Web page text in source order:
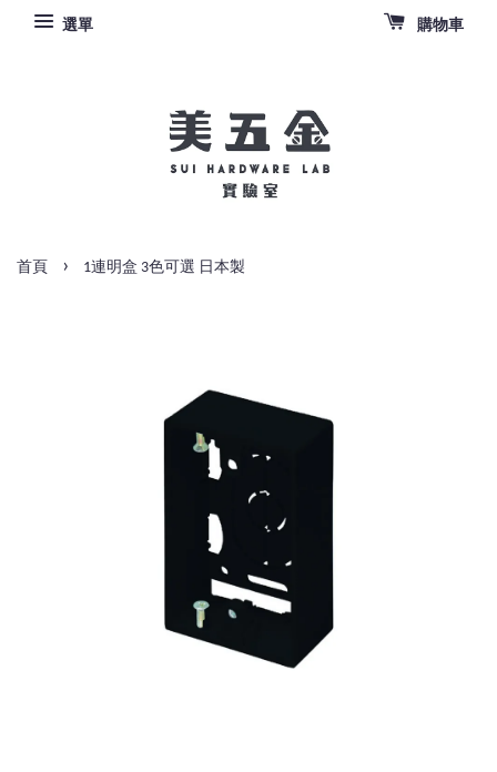
選單 購物車
首頁 › 1連明盒 3色可選 日本製